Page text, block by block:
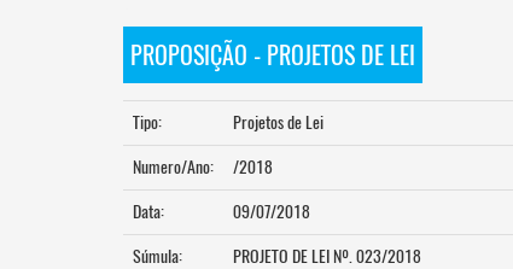
PROPOSIÇÃO - PROJETOS DE LEI
Tipo:
Projetos de Lei
Numero/Ano:
/2018
Data:
09/07/2018
Súmula:
PROJETO DE LEI Nº. 023/2018